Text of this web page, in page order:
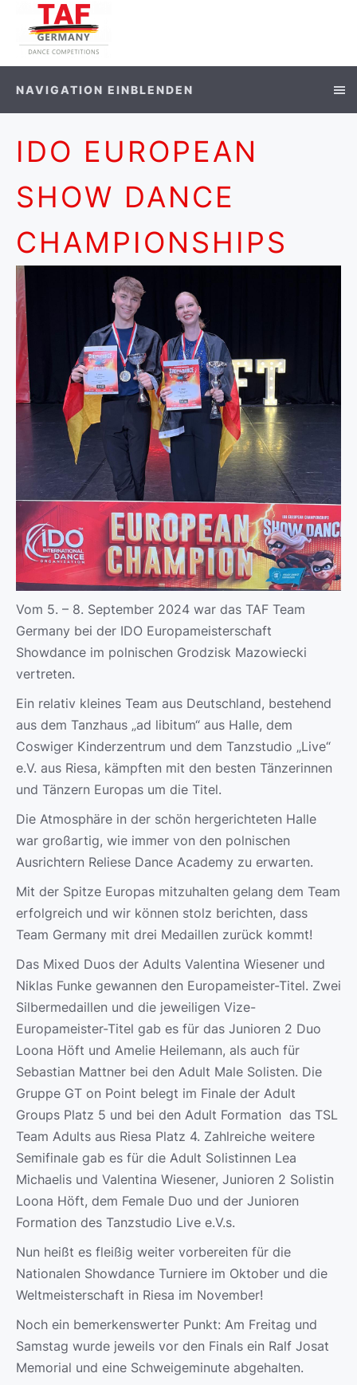
NAVIGATION EINBLENDEN
IDO EUROPEAN
SHOW DANCE
CHAMPIONSHIPS
Vom 5. – 8. September 2024 war das TAF Team
Germany bei der IDO Europameisterschaft
Showdance im polnischen Grodzisk Mazowiecki
vertreten.
Ein relativ kleines Team aus Deutschland, bestehend
aus dem Tanzhaus „ad libitum“ aus Halle, dem
Coswiger Kinderzentrum und dem Tanzstudio „Live“
e.V. aus Riesa, kämpften mit den besten Tänzerinnen
und Tänzern Europas um die Titel.
Die Atmosphäre in der schön hergerichteten Halle
war großartig, wie immer von den polnischen
Ausrichtern Reliese Dance Academy zu erwarten.
Mit der Spitze Europas mitzuhalten gelang dem Team
erfolgreich und wir können stolz berichten, dass
Team Germany mit drei Medaillen zurück kommt!
Das Mixed Duos der Adults Valentina Wiesener und
Niklas Funke gewannen den Europameister-Titel. Zwei
Silbermedaillen und die jeweiligen Vize-
Europameister-Titel gab es für das Junioren 2 Duo
Loona Höft und Amelie Heilemann, als auch für
Sebastian Mattner bei den Adult Male Solisten. Die
Gruppe GT on Point belegt im Finale der Adult
Groups Platz 5 und bei den Adult Formation das TSL
Team Adults aus Riesa Platz 4. Zahlreiche weitere
Semifinale gab es für die Adult Solistinnen Lea
Michaelis und Valentina Wiesener, Junioren 2 Solistin
Loona Höft, dem Female Duo und der Junioren
Formation des Tanzstudio Live e.V.s.
Nun heißt es fleißig weiter vorbereiten für die
Nationalen Showdance Turniere im Oktober und die
Weltmeisterschaft in Riesa im November!
Noch ein bemerkenswerter Punkt: Am Freitag und
Samstag wurde jeweils vor den Finals ein Ralf Josat
Memorial und eine Schweigeminute abgehalten.